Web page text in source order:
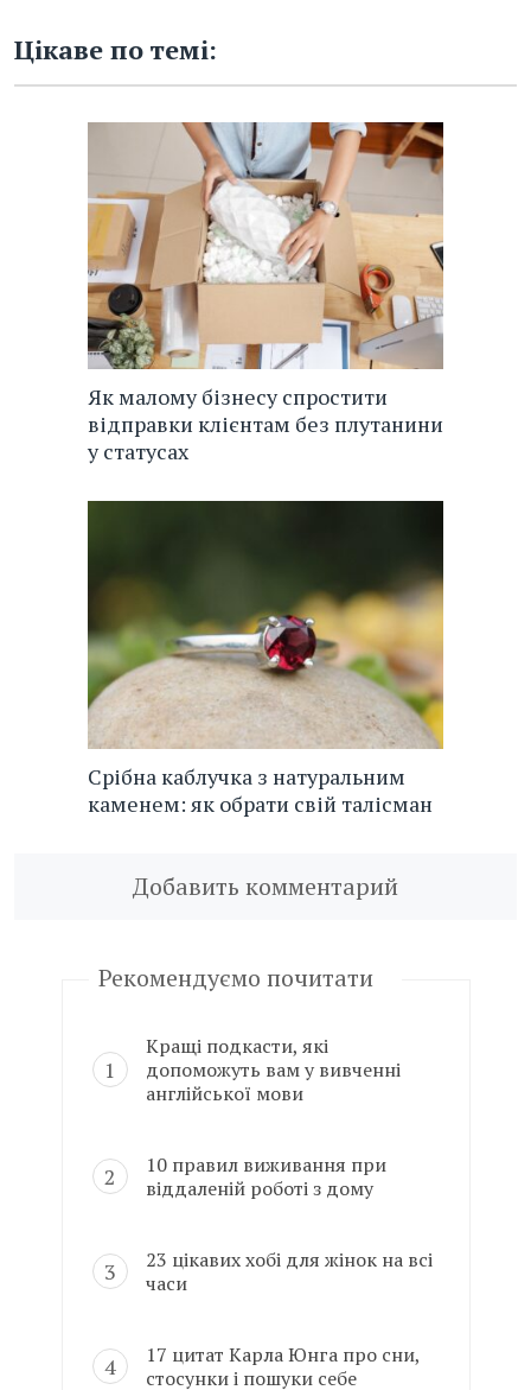
Цікаве по темі:
Як малому бізнесу спростити
відправки клієнтам без плутанини
у статусах
Срібна каблучка з натуральним
каменем: як обрати свій талісман
Добавить комментарий
Рекомендуємо почитати
Кращі подкасти, які
допоможуть вам у вивченні
англійської мови
10 правил виживання при
віддаленій роботі з дому
23 цікавих хобі для жінок на всі
часи
17 цитат Карла Юнга про сни,
стосунки і пошуки себе